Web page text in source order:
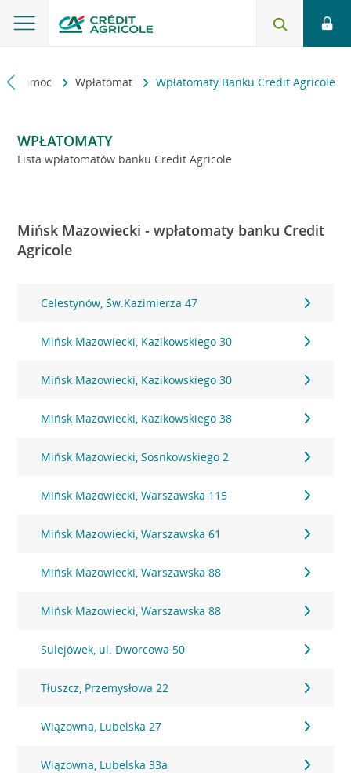
i pomoc Wpłatomat Wpłatomaty Banku Credit Agricole
WPŁATOMATY
Lista wpłatomatów banku Credit Agricole
Mińsk Mazowiecki - wpłatomaty banku Credit
Agricole
Celestynów, Św.Kazimierza 47
Mińsk Mazowiecki, Kazikowskiego 30
Mińsk Mazowiecki, Kazikowskiego 30
Mińsk Mazowiecki, Kazikowskiego 38
Mińsk Mazowiecki, Sosnkowskiego 2
Mińsk Mazowiecki, Warszawska 115
Mińsk Mazowiecki, Warszawska 61
Mińsk Mazowiecki, Warszawska 88
Mińsk Mazowiecki, Warszawska 88
Sulejówek, ul. Dworcowa 50
Tłuszcz, Przemysłowa 22
Wiązowna, Lubelska 27
Wiązowna, Lubelska 33a